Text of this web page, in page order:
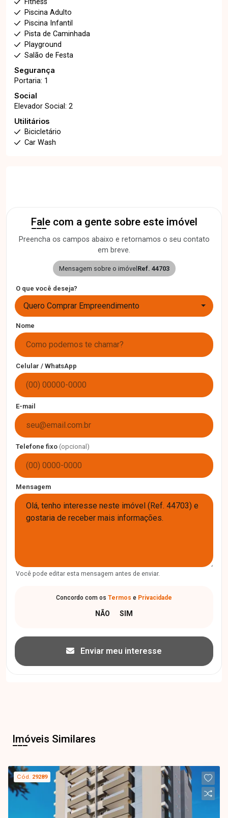
Fitness
Piscina Adulto
Piscina Infantil
Pista de Caminhada
Playground
Salão de Festa
Segurança
Portaria: 1
Social
Elevador Social: 2
Utilitários
Bicicletário
Car Wash
Fale com a gente sobre este imóvel
Preencha os campos abaixo e retornamos o seu contato
em breve.
Mensagem sobre o imóvel Ref. 44703
O que você deseja?
Quero Comprar Empreendimento
Nome
Celular / WhatsApp
E-mail
Telefone fixo (opcional)
Mensagem
Você pode editar esta mensagem antes de enviar.
Concordo com os Termos e Privacidade
Enviar meu interesse
Imóveis Similares
Cód. 29289